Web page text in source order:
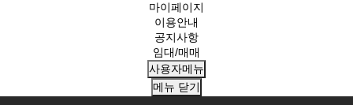
마이페이지
이용안내
공지사항
임대/매매
사용자메뉴
메뉴 닫기